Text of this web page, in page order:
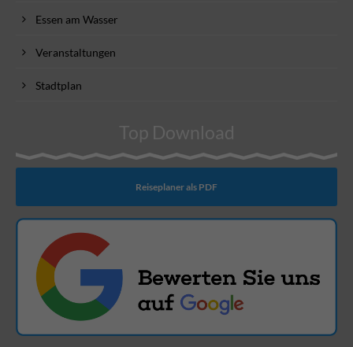
Essen am Wasser
Veranstaltungen
Stadtplan
Top Download
Reiseplaner als PDF